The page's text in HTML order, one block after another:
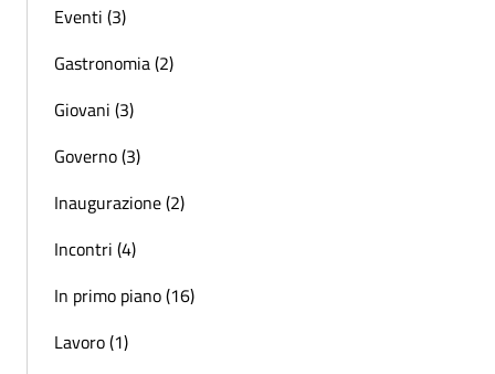
Eventi (3)
Gastronomia (2)
Giovani (3)
Governo (3)
Inaugurazione (2)
Incontri (4)
In primo piano (16)
Lavoro (1)